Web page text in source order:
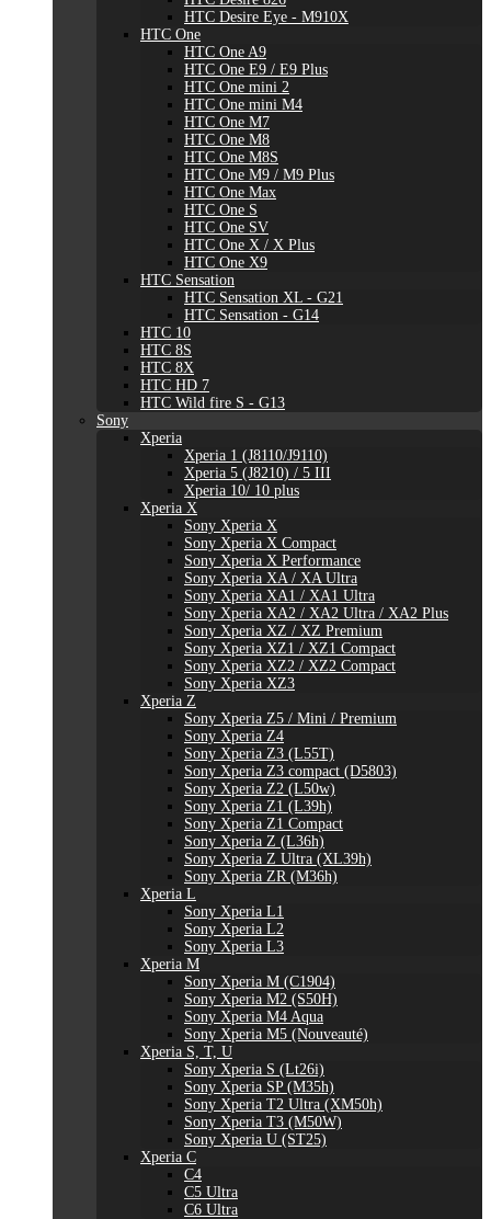
HTC Desire Eye - M910X
HTC One
HTC One A9
HTC One E9 / E9 Plus
HTC One mini 2
HTC One mini M4
HTC One M7
HTC One M8
HTC One M8S
HTC One M9 / M9 Plus
HTC One Max
HTC One S
HTC One SV
HTC One X / X Plus
HTC One X9
HTC Sensation
HTC Sensation XL - G21
HTC Sensation - G14
HTC 10
HTC 8S
HTC 8X
HTC HD 7
HTC Wild fire S - G13
Sony
Xperia
Xperia 1 (J8110/J9110)
Xperia 5 (J8210) / 5 III
Xperia 10/ 10 plus
Xperia X
Sony Xperia X
Sony Xperia X Compact
Sony Xperia X Performance
Sony Xperia XA / XA Ultra
Sony Xperia XA1 / XA1 Ultra
Sony Xperia XA2 / XA2 Ultra / XA2 Plus
Sony Xperia XZ / XZ Premium
Sony Xperia XZ1 / XZ1 Compact
Sony Xperia XZ2 / XZ2 Compact
Sony Xperia XZ3
Xperia Z
Sony Xperia Z5 / Mini / Premium
Sony Xperia Z4
Sony Xperia Z3 (L55T)
Sony Xperia Z3 compact (D5803)
Sony Xperia Z2 (L50w)
Sony Xperia Z1 (L39h)
Sony Xperia Z1 Compact
Sony Xperia Z (L36h)
Sony Xperia Z Ultra (XL39h)
Sony Xperia ZR (M36h)
Xperia L
Sony Xperia L1
Sony Xperia L2
Sony Xperia L3
Xperia M
Sony Xperia M (C1904)
Sony Xperia M2 (S50H)
Sony Xperia M4 Aqua
Sony Xperia M5 (Nouveauté)
Xperia S, T, U
Sony Xperia S (Lt26i)
Sony Xperia SP (M35h)
Sony Xperia T2 Ultra (XM50h)
Sony Xperia T3 (M50W)
Sony Xperia U (ST25)
Xperia C
C4
C5 Ultra
C6 Ultra